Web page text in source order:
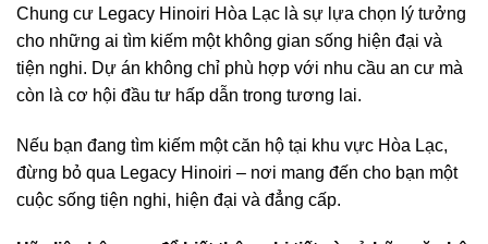
Chung cư Legacy Hinoiri Hòa Lạc là sự lựa chọn lý tưởng
cho những ai tìm kiếm một không gian sống hiện đại và
tiện nghi. Dự án không chỉ phù hợp với nhu cầu an cư mà
còn là cơ hội đầu tư hấp dẫn trong tương lai.
Nếu bạn đang tìm kiếm một căn hộ tại khu vực Hòa Lạc,
đừng bỏ qua Legacy Hinoiri – nơi mang đến cho bạn một
cuộc sống tiện nghi, hiện đại và đẳng cấp.